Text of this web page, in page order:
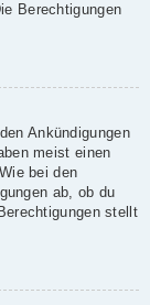
Berechtigungen
Ankündigungen
meist einen
bei den
ab, ob du
stellt